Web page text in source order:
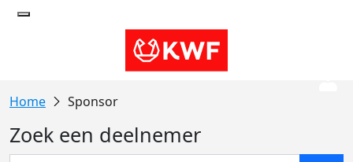
Sponsor
Zoek een deelnemer